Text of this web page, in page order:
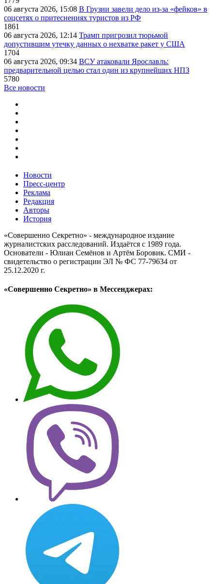
06 августа 2026, 15:08 В Грузии завели дело из-за «фейков» в
соцсетях о притеснениях туристов из РФ
1861
06 августа 2026, 12:14 Трамп пригрозил тюрьмой
допустившим утечку данных о нехватке ракет у США
1704
06 августа 2026, 09:34 ВСУ атаковали Ярославль:
предварительной целью стал один из крупнейших НПЗ
5780
Все новости
Новости
Пресс-центр
Реклама
Редакция
Авторы
История
«Совершенно Секретно» - международное издание
журналистских расследований. Издаётся с 1989 года.
Основатели - Юлиан Семёнов и Артём Боровик. CМИ -
свидетельство о регистрации ЭЛ № ФС 77-79634 от
25.12.2020 г.
«Совершенно Секретно» в Мессенджерах: